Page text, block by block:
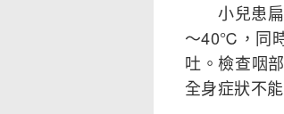
小兒患扁
～40℃，同
吐。檢查咽
全身症狀不